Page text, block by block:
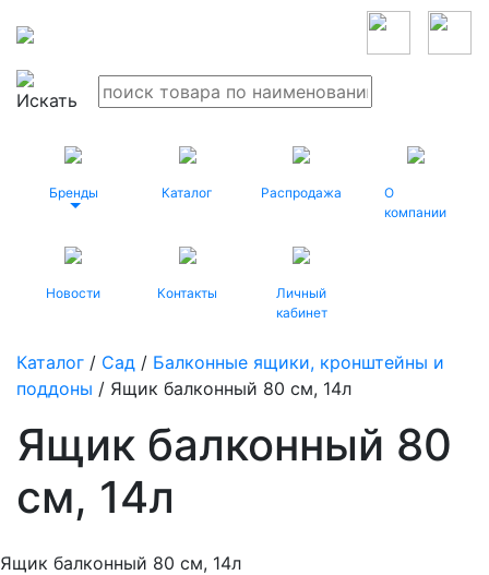
Бренды Каталог Распродажа
О
компании
Новости Контакты
Личный
кабинет
Каталог / Сад / Балконные ящики, кронштейны и
поддоны / Ящик балконный 80 см, 14л
Ящик балконный 80
см, 14л
Ящик балконный 80 см, 14л